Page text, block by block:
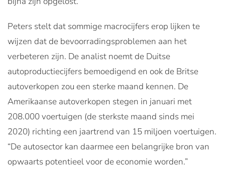
Peters stelt dat sommige macrocijfers erop lijken te
wijzen dat de bevoorradingsproblemen aan het
verbeteren zijn. De analist noemt de Duitse
autoproductiecijfers bemoedigend en ook de Britse
autoverkopen zou een sterke maand kennen. De
Amerikaanse autoverkopen stegen in januari met
208.000 voertuigen (de sterkste maand sinds mei
2020) richting een jaartrend van 15 miljoen voertuigen.
“De autosector kan daarmee een belangrijke bron van
opwaarts potentieel voor de economie worden.”